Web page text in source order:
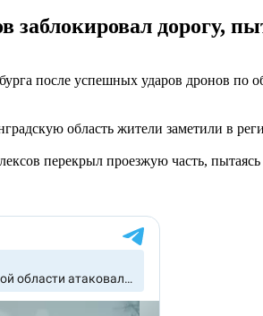
дорогу,
после успешных ударов дронов по
область жители заметили в
перекрыл проезжую часть, пытаясь